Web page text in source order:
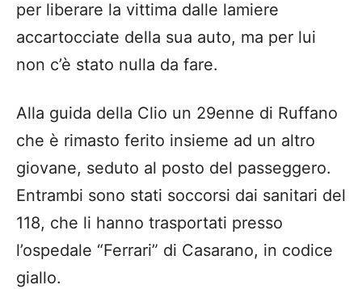
per liberare la vittima dalle lamiere
accartocciate della sua auto, ma per lui
non c’è stato nulla da fare.
Alla guida della Clio un 29enne di Ruffano
che è rimasto ferito insieme ad un altro
giovane, seduto al posto del passeggero.
Entrambi sono stati soccorsi dai sanitari del
118, che li hanno trasportati presso
l’ospedale “Ferrari” di Casarano, in codice
giallo.